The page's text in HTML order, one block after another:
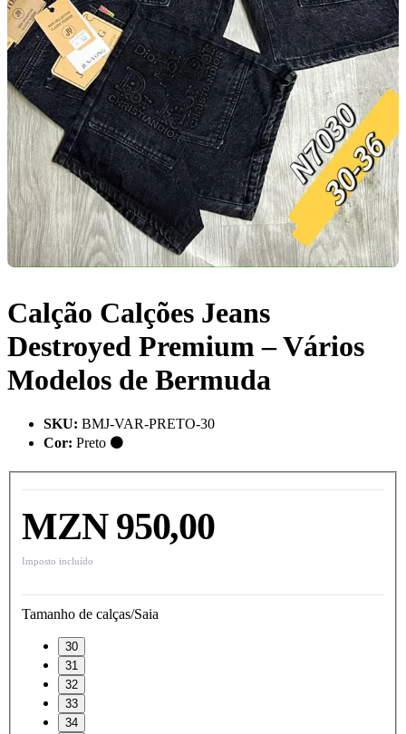
Calção Calções Jeans
Destroyed Premium – Vários
Modelos de Bermuda
SKU: BMJ-VAR-PRETO-30
Cor: Preto ⚫
MZN 950,00
Imposto incluído
Tamanho de calças/Saia
30
31
32
33
34